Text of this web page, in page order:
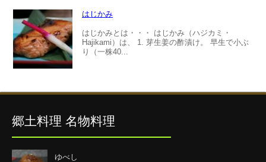
はじかみ
はじかみとは・・・ はじかみ（ハジカミ・
Hajikami）は、 1. 芽生姜の酢漬け。 早生で小ぶ
り（一株40...
郷土料理 名物料理
ゆべし